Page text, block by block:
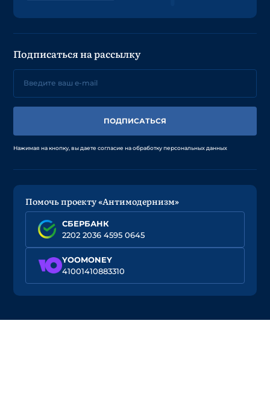
Подписаться на рассылку
ПОДПИСАТЬСЯ
Нажимая на кнопку, вы даете согласие на обработку персональных данных
Помочь проекту «Антимодернизм»
СБЕРБАНК
2202 2036 4595 0645
YOOMONEY
41001410883310